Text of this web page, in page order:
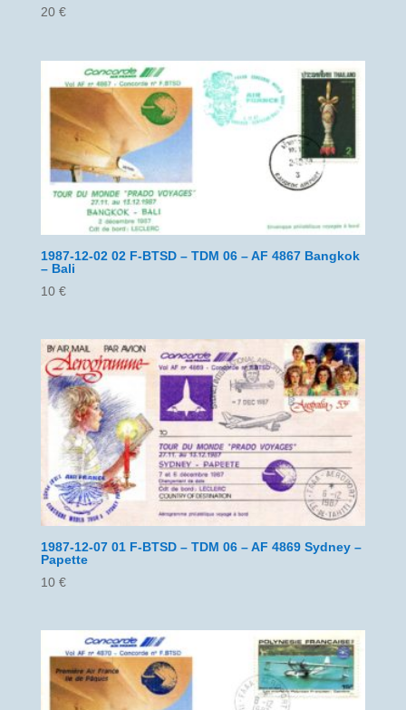
20 €
1987-12-02 02 F-BTSD – TDM 06 – AF 4867 Bangkok
– Bali
10 €
1987-12-07 01 F-BTSD – TDM 06 – AF 4869 Sydney –
Papette
10 €